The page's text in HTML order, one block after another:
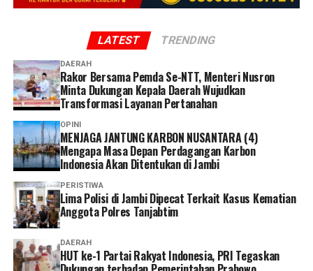
LATEST TRENDING
DAERAH
Rakor Bersama Pemda Se-NTT, Menteri Nusron
Minta Dukungan Kepala Daerah Wujudkan
Transformasi Layanan Pertanahan
OPINI
MENJAGA JANTUNG KARBON NUSANTARA (4)
Mengapa Masa Depan Perdagangan Karbon
Indonesia Akan Ditentukan di Jambi
PERISTIWA
Lima Polisi di Jambi Dipecat Terkait Kasus Kematian
Anggota Polres Tanjabtim
DAERAH
HUT ke-1 Partai Rakyat Indonesia, PRI Tegaskan